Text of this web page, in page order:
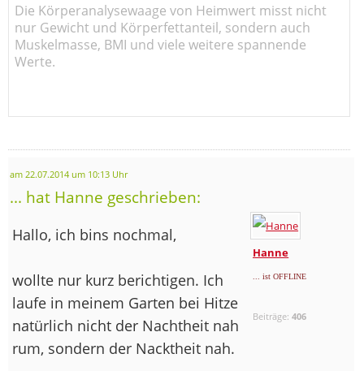
Die Körperanalysewaage von Heimwert misst nicht
nur Gewicht und Körperfettanteil, sondern auch
Muskelmasse, BMI und viele weitere spannende
Werte.
am 22.07.2014 um 10:13 Uhr
... hat Hanne geschrieben:
Hanne
... ist OFFLINE
Beiträge:406
Hallo, ich bins nochmal,
wollte nur kurz berichtigen. Ich
laufe in meinem Garten bei Hitze
natürlich nicht der Nachtheit nah
rum, sondern der Nacktheit nah.